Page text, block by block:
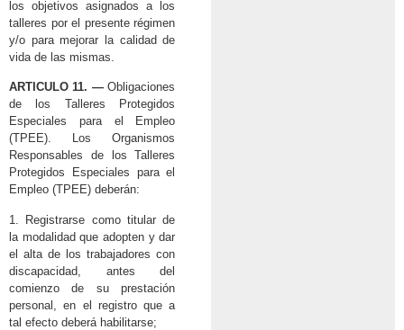
los objetivos asignados a los
talleres por el presente régimen
y/o para mejorar la calidad de
vida de las mismas.
ARTICULO 11. — Obligaciones
de los Talleres Protegidos
Especiales para el Empleo
(TPEE). Los Organismos
Responsables de los Talleres
Protegidos Especiales para el
Empleo (TPEE) deberán:
1. Registrarse como titular de
la modalidad que adopten y dar
el alta de los trabajadores con
discapacidad, antes del
comienzo de su prestación
personal, en el registro que a
tal efecto deberá habilitarse;